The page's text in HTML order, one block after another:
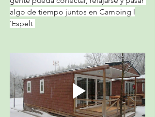
algo de tiempo juntos en Camping l
´Espelt